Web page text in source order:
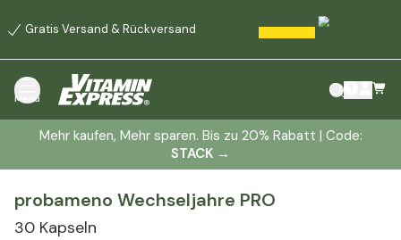
Gratis Versand & Rückversand
Menü
Mehr kaufen, Mehr sparen. Bis zu 20% Rabatt | Code:
STACK →
probameno Wechseljahre PRO
30 Kapseln